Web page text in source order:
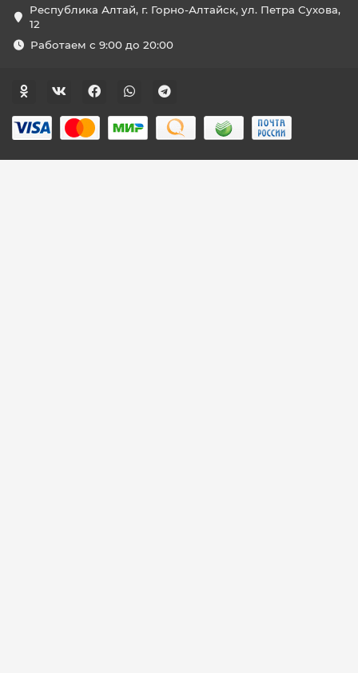
Республика Алтай, г. Горно-Алтайск, ул. Петра Сухова,
12
Работаем с 9:00 до 20:00